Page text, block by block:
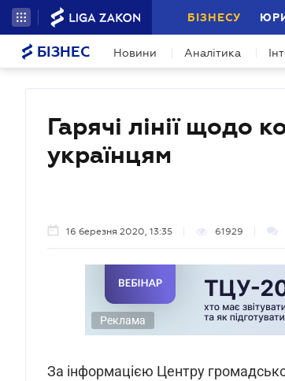
БІЗНЕСУ
БІЗНЕС Новини Аналітика
Гарячі лінії щодо
українцям
16 березня 2020, 13:35 61929
Реклама
За інформацією Центру